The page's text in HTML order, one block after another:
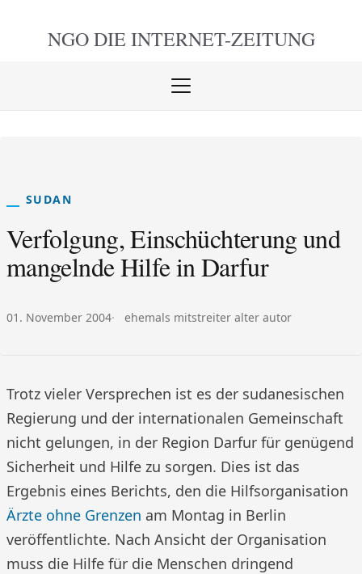
NGO DIE INTERNET-ZEITUNG
Menü
SUDAN
Verfolgung, Einschüchterung und
mangelnde Hilfe in Darfur
Veröffentlicht am:
01. November 2004 Autor:
ehemals mitstreiter alter autor
Trotz vieler Versprechen ist es der sudanesischen
Regierung und der internationalen Gemeinschaft
nicht gelungen, in der Region Darfur für genügend
Sicherheit und Hilfe zu sorgen. Dies ist das
Ergebnis eines Berichts, den die Hilfsorganisation
Ärzte ohne Grenzen am Montag in Berlin
veröffentlichte. Nach Ansicht der Organisation
muss die Hilfe für die Menschen dringend